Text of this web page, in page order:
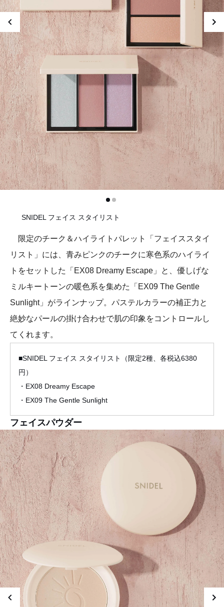
SNIDEL フェイス スタイリスト
限定のチーク＆ハイライトパレット「フェイススタイ
リスト」には、青みピンクのチークに寒色系のハイライ
トをセットした「EX08 Dreamy Escape」と、優しげな
ミルキートーンの暖色系を集めた「EX09 The Gentle
Sunlight」がラインナップ。パステルカラーの補正力と
絶妙なパールの掛け合わせで肌の印象をコントロールし
てくれます。
■SNIDEL フェイス スタイリスト（限定2種、各税込6380
円）
・EX08 Dreamy Escape
・EX09 The Gentle Sunlight
フェイスパウダー